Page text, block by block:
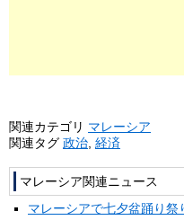
関連カテゴリ マレーシア
関連タグ 政治 経済
マレーシア関連ニュース
マレーシアで七夕盆踊り祭